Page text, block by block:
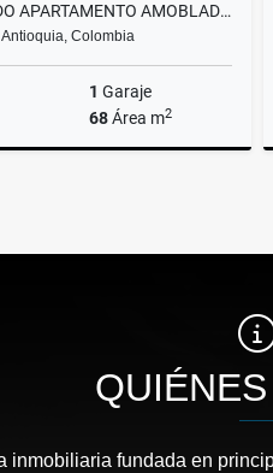
ARRIENDO APARTAMENTO AMOBLADO EN RIONEGRO
Colombia
1 Garaje
68Área m2
inmobiliaria fundada en